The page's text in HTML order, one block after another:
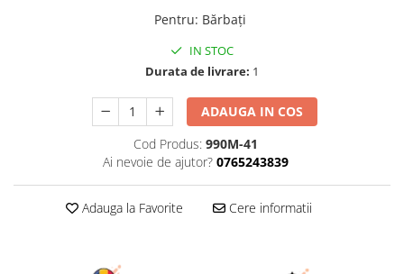
Pentru: Bărbați
IN STOC
Durata de livrare: 1
ADAUGA IN COS
Cod Produs: 990M-41
Ai nevoie de ajutor? 0765243839
Adauga la Favorite Cere informatii